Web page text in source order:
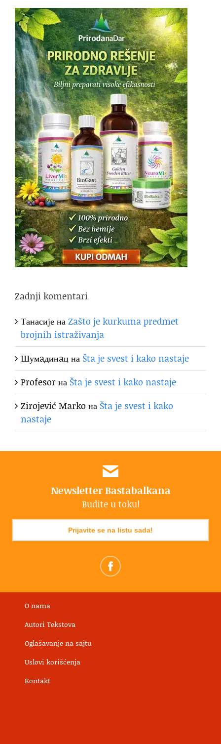
Zadnji komentari
ТанасијенаZašto je kurkuma predmet
brojnih istraživanja
Шумaдинaцна Šta je svest i kako nastaje
Profesorна Šta je svest i kako nastaje
Zirojević Marko на Šta je svest i kako
nastaje
Newsletter Bastabalkana
Budite u toku!
Prijavite se na listu sada!
O nama
Autori Tekstova
Oglašavanje na sajtu
Uslovi korišćenja
Kontakt